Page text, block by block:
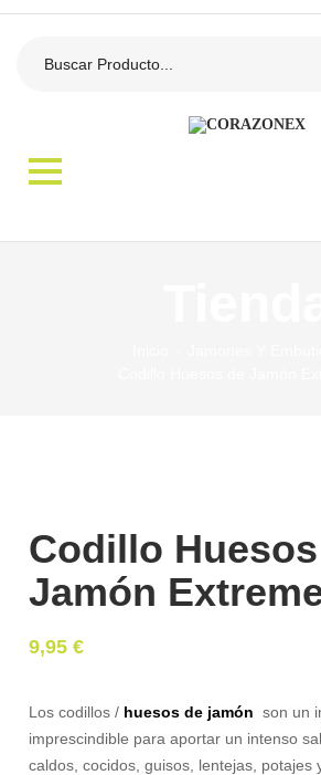
Codillo
Jamón
9,95€
Los codillos / huesos de jamón son un
imprescindible para aportar un intenso
caldos, cocidos, guisos, lentejas, potajes